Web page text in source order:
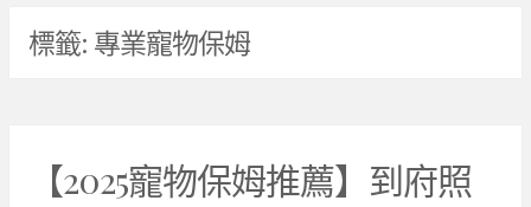
標籤: 專業寵物保姆
【2025寵物保姆推薦】到府照